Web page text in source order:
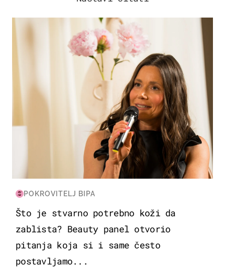
MODA & LJEPOTA
POKROVITELJ BIPA
Što je stvarno potrebno koži da
zablista? Beauty panel otvorio
pitanja koja si i same često
postavljamo...